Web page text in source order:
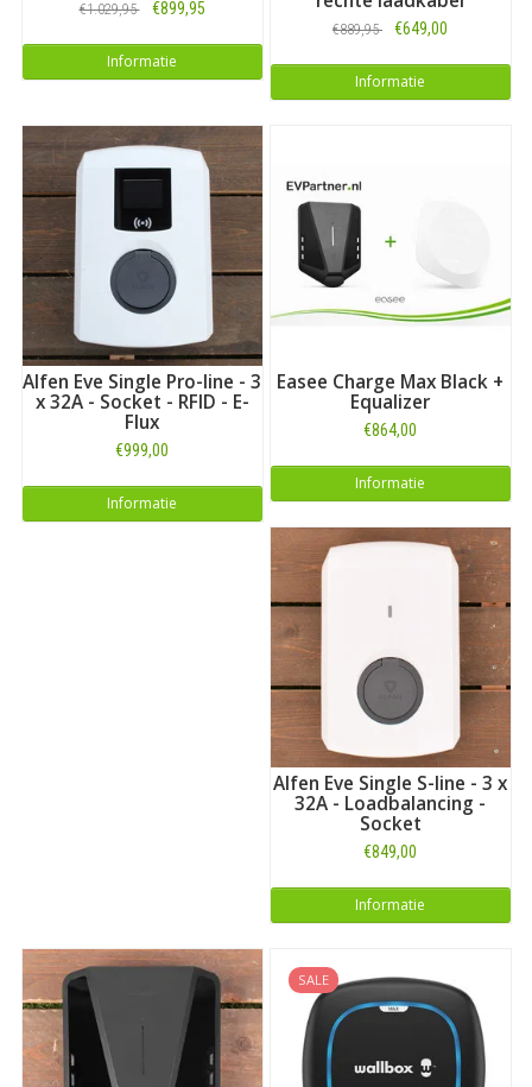
€1.029,95 €899,95
Informatie
€889,95 €649,00
Informatie
Alfen Eve Single Pro-line - 3
x 32A - Socket - RFID - E-
Flux
€999,00
Informatie
Easee Charge Max Black +
Equalizer
€864,00
Informatie
Alfen Eve Single S-line - 3 x
32A - Loadbalancing -
Socket
€849,00
Informatie
SALE